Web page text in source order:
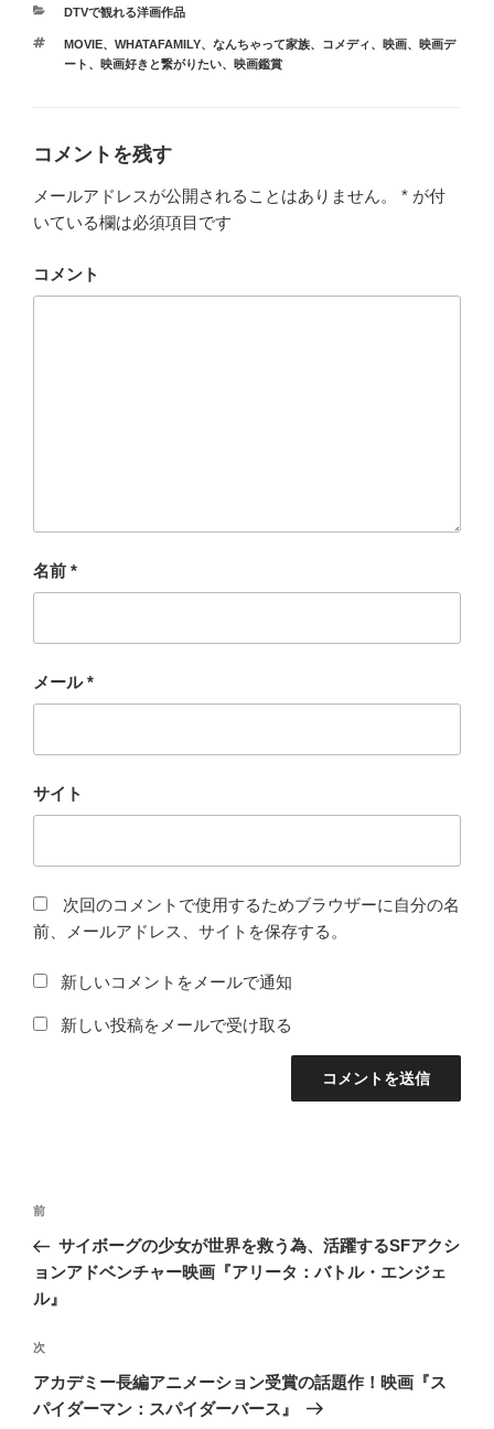
カ
ゴ
DTVで観れる洋画作品
タ
グ
MOVIE、 WHATAFAMILY、 なんちゃって家族、 コメディ、 映画、 映画デ
ート 、 映画好きと繋がりたい、 映画鑑賞
コメントを残す
メールアドレスが公開されることはありません。 * が付
いている欄は必須項目です
コメント
名前 *
メール*
サイト
次回のコメントで使用するためブラウザーに自分の名
前、メールアドレス、サイトを保存する。
新しいコメントをメールで通知
新しい投稿をメールで受け取る
投
ナ
ビ
ー
シ
ョ
前
の
投
稿
前
サイボーグの少女が世界を救う為、活躍するSFアクシ
ョンアドベンチャー映画『アリータ：バトル・エンジェ
ル』
次
の
投
次
アカデミー長編アニメーション受賞の話題作！映画『ス
パイダーマン：スパイダーバース』